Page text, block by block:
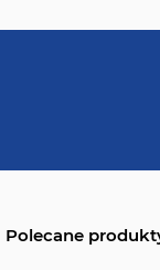
Polecane